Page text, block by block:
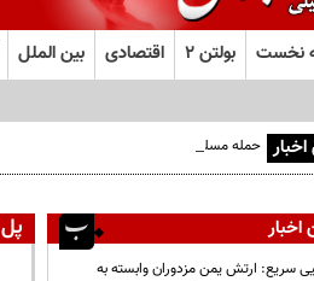
نخست بولتن ۲ اقتصادی بین الملل
حمله مسلحانه به قهوه‌خانه‌ای در زاهدان؛ ۲ نفر جان باختند
پل B1 اخبار
سریع: ارتش یمن مزدوران وابسته به